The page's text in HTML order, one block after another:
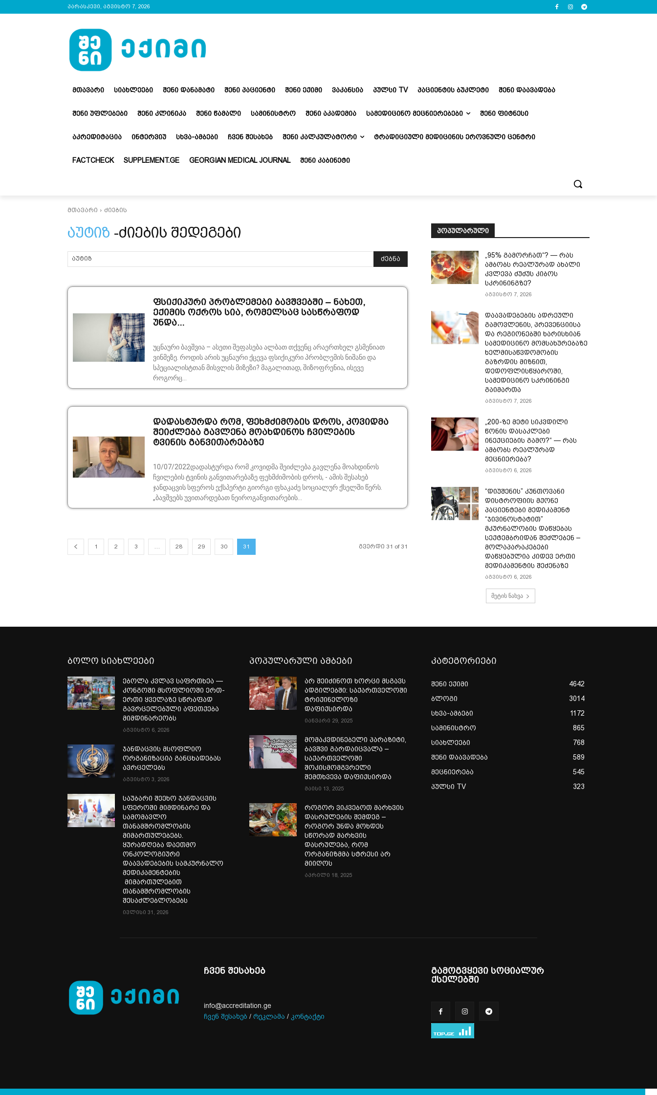
პარასკევი, აგვისტო 7, 2026
ᲛᲗᲐᲕᲐᲠᲘ ᲡᲘᲐᲮᲚᲔᲔᲑᲘ ᲨᲔᲜᲘ ᲓᲐᲜᲐᲛᲐᲢᲘ ᲨᲔᲜᲘ ᲞᲐᲪᲘᲔᲜᲢᲘ ᲨᲔᲜᲘ ᲔᲥᲘᲛᲘ ᲕᲐᲙᲐᲜᲡᲘᲐ ᲞᲣᲚᲡᲘ TV ᲞᲐᲪᲘᲔᲜᲢᲘᲡ ᲑᲣᲙᲚᲔᲢᲘ ᲨᲔᲜᲘ ᲓᲐᲐᲕᲐᲓᲔᲑᲐ
ᲨᲔᲜᲘ ᲣᲤᲚᲔᲑᲔᲑᲘ ᲨᲔᲜᲘ ᲙᲚᲘᲜᲘᲙᲐ ᲨᲔᲜᲘ ᲬᲐᲛᲐᲚᲘ ᲡᲐᲛᲘᲜᲘᲡᲢᲠᲝ ᲨᲔᲜᲘ ᲐᲙᲐᲓᲔᲛᲘᲐ ᲡᲐᲛᲔᲓᲘᲪᲘᲜᲝ ᲛᲔᲪᲜᲘᲔᲠᲔᲑᲔᲑᲘ ᲨᲔᲜᲘ ᲤᲘᲢᲜᲔᲡᲘ
ᲐᲙᲠᲔᲓᲘᲢᲐᲪᲘᲐ ᲘᲜᲢᲔᲠᲕᲘᲣ ᲡᲮᲕᲐ-ᲐᲛᲑᲔᲑᲘ ᲩᲕᲔᲜ ᲨᲔᲡᲐᲮᲔᲑ ᲨᲔᲜᲘ ᲙᲐᲚᲙᲣᲚᲐᲢᲝᲠᲘ ᲢᲠᲐᲓᲘᲪᲘᲣᲚᲘ ᲛᲔᲓᲘᲪᲘᲜᲘᲡ ᲔᲠᲝᲕᲜᲣᲚᲘ ᲪᲔᲜᲢᲠᲘ
FACTCHECK SUPPLEMENT.GE GEORGIAN MEDICAL JOURNAL ᲨᲔᲜᲘ ᲙᲐᲑᲘᲜᲔᲢᲘ
მთავარი ძიების
აუტიზ -ძიების შედეგები
ძებნა
ფსიქიკური პრობლემები ბავშვებში – ნახეთ,
ექიმის ოქროს სია, რომელსაც სასწრაფოდ
უნდა...
უცნაური ბავშვია – ასეთი შეფასება ალბათ თქვენც არაერთხელ გსმენიათ
ვინმეზე. როდის არის უცნაური ქცევა ფსიქიკური პრობლემის ნიშანი და
სპეციალისტთან მისვლის მიზეზი? მაგალითად, შიზოფრენია, ისევე
როგორც...
დადასტურდა რომ, ფეხმძიმობის დროს, კოვიდმა
შეიძლება გავლენა მოახდინოს ჩვილების
ტვინის განვითარებაზე
10/07/2022დადასტურდა რომ კოვიდმა შეიძლება გავლენა მოახდინოს
ჩვილების ტვინის განვითარებაზე ფეხმძიმობის დროს, - ამის შესახებ
ჯანდაცვის სფეროს ექსპერტი გიორგი ფხაკაძე სოციალურ ქსელში წერს.
„ბავშვებს უვითარდებათ ნეიროგანვითარების...
1 2 3 28 29 30 31 გვერდი 31 of 31
ᲞᲝᲞᲣᲚᲐᲠᲣᲚᲘ
„95% გამორჩათ“? — რას
ამბობს რეალურად ახალი
კვლევა ძუძუს კიბოს
სკრინინგზე?
აგვისტო 7, 2026
დაავადებების ადრეული
გამოვლენის, პრევენციისა
და რეგიონებში ხარისხიან
სამედიცინო მომსახურებაზე
ხელმისაწვდომობის
გაზრდის მიზნით,
დედოფლისწყაროში,
სამედიცინო სკრინინგი
გაიმართა
აგვისტო 7, 2026
„200-ზე მეტი სიკვდილი
წონის დასაკლები
ინექციების გამო?“ — რას
ამბობს რეალურად
მეცნიერება?
აგვისტო 6, 2026
“დიუშენის” კუნთოვანი
დისტროფიის მქონე
პაციენტები მედიკამენტ
“ჯივინოსტატით”
მკურნალობის დაწყებას
სექტემბრიდან შეძლებენ –
მოლაპარაკებები
დაწყებულია კიდევ ერთი
მედიკამენტის შეძენაზე
აგვისტო 6, 2026
მეტის ნახვა
ბოლო სიახლეები
ებოლა კვლავ საფრთხეა —
კონგოში მსოფლიოში ერთ-
ერთი ყველაზე სწრაფად
გავრცელებული აფეთქება
მიმდინარეობს
აგვისტო 6, 2026
ჯანდაცვის მსოფლიო
ორგანიზაცია განცხადებას
ავრცელებს
აგვისტო 3, 2026
საუბარი შეეხო ჯანდაცვის
სფეროში მიმდინარე და
სამომავლო
თანამშრომლობის
მიმართულებებს.
ყურადღება დაეთმო
ონკოლოგიური
დაავადებების სამკურნალო
მედიკამენტების
მიმართულებით
თანამშრომლობის
შესაძლებლობებს
ივლისი 31, 2026
პოპულარული ამბები
არ შეიძინოთ ხორცი მსგავს
ადგილებში: საქართველოში
ტრიქინელოზი
დაფიქსირდა
იანვარი 29, 2025
მომაკვდინებელი პარაზიტი,
ბავშვი გარდაიცვალა –
საქართველოში
შოკისმომგვრელი
შემთხვევა დაფიქსირდა
მაისი 13, 2025
როგორ ვიკვებოთ მარხვის
დასრულების შემდეგ –
როგორ უნდა მოხდეს
სწორად მარხვის
დასრულება, რომ
ორგანიზმმა სტრესი არ
მიიღოს
აპრილი 18, 2025
კატეგორიები
შენი ექიმი
4642
ბლოგი
3014
სხვა-ამბები
1172
სამინისტრო
865
სიახლეები
768
შენი დაავადება
589
მეცნიერება
545
პულსი TV
323
ჩვენ შესახებ
info@accreditation.ge
ჩვენ შესახებ / რეკლამა / კონტაქტი
გამოგვყევი სოციალურ
ქსელებში